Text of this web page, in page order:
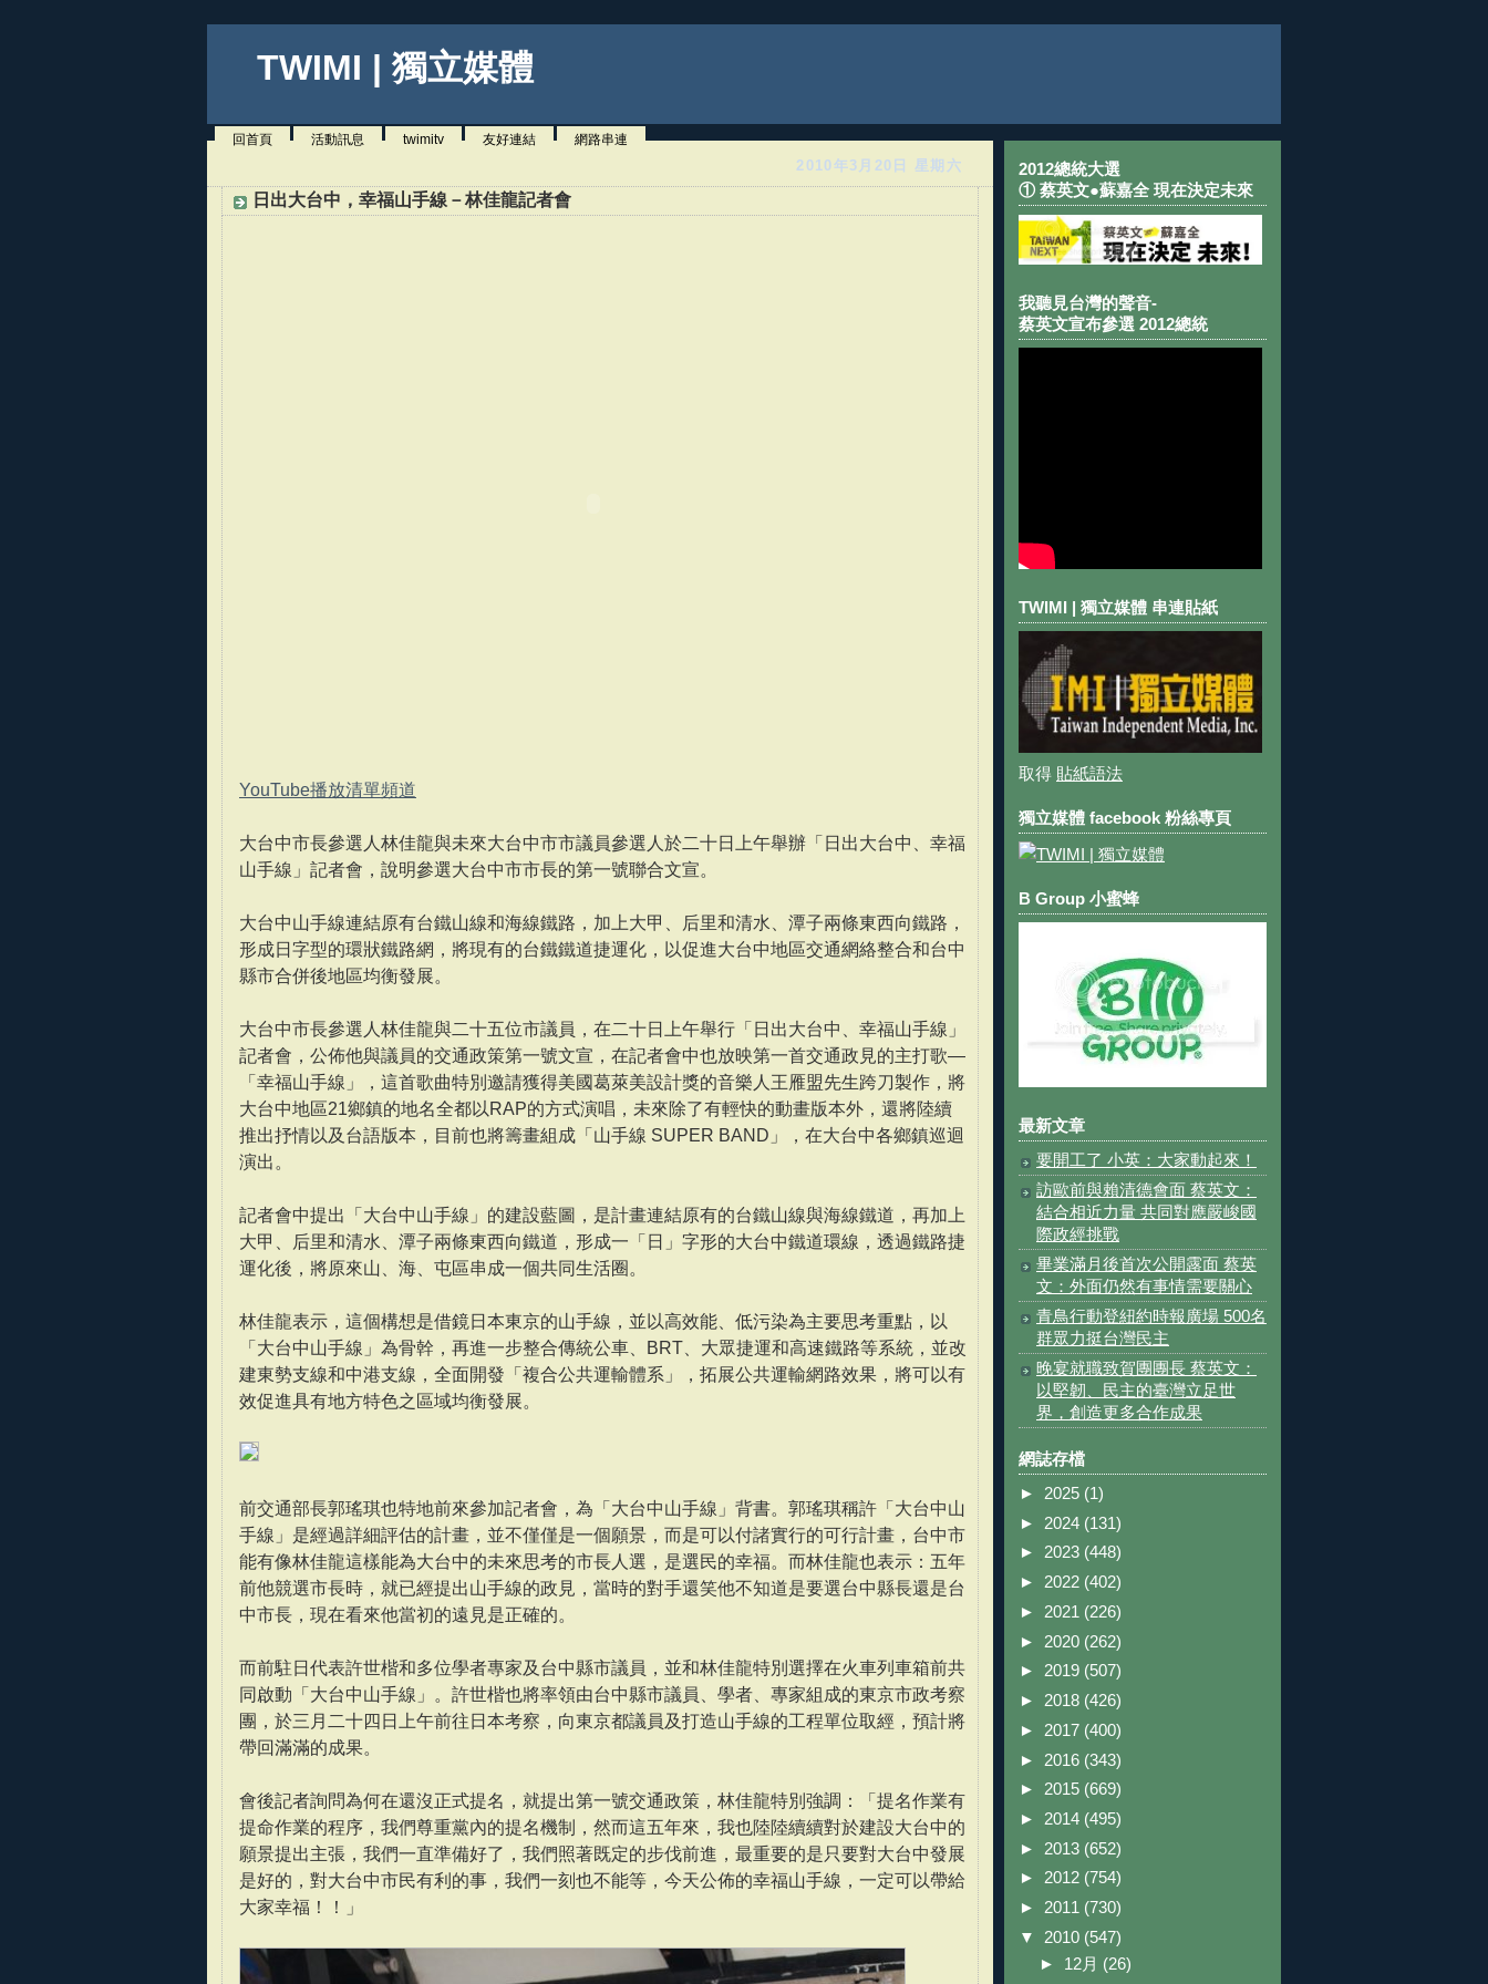
TWIMI | 獨立媒體
回首頁 活動訊息 twimitv 友好連結 網路串連
2010年3月20日 星期六
日出大台中，幸福山手線－林佳龍記者會
YouTube播放清單頻道
大台中市長參選人林佳龍與未來大台中市市議員參選人於二十日上午舉辦「日出大台中、幸福
山手線」記者會，說明參選大台中市市長的第一號聯合文宣。
大台中山手線連結原有台鐵山線和海線鐵路，加上大甲、后里和清水、潭子兩條東西向鐵路，
形成日字型的環狀鐵路網，將現有的台鐵鐵道捷運化，以促進大台中地區交通網絡整合和台中
縣市合併後地區均衡發展。
大台中市長參選人林佳龍與二十五位市議員，在二十日上午舉行「日出大台中、幸福山手線」
記者會，公佈他與議員的交通政策第一號文宣，在記者會中也放映第一首交通政見的主打歌—
「幸福山手線」，這首歌曲特別邀請獲得美國葛萊美設計獎的音樂人王雁盟先生跨刀製作，將
大台中地區21鄉鎮的地名全都以RAP的方式演唱，未來除了有輕快的動畫版本外，還將陸續
推出抒情以及台語版本，目前也將籌畫組成「山手線 SUPER BAND」，在大台中各鄉鎮巡迴
演出。
記者會中提出「大台中山手線」的建設藍圖，是計畫連結原有的台鐵山線與海線鐵道，再加上
大甲、后里和清水、潭子兩條東西向鐵道，形成一「日」字形的大台中鐵道環線，透過鐵路捷
運化後，將原來山、海、屯區串成一個共同生活圈。
林佳龍表示，這個構想是借鏡日本東京的山手線，並以高效能、低污染為主要思考重點，以
「大台中山手線」為骨幹，再進一步整合傳統公車、BRT、大眾捷運和高速鐵路等系統，並改
建東勢支線和中港支線，全面開發「複合公共運輸體系」，拓展公共運輸網路效果，將可以有
效促進具有地方特色之區域均衡發展。
前交通部長郭瑤琪也特地前來參加記者會，為「大台中山手線」背書。郭瑤琪稱許「大台中山
手線」是經過詳細評估的計畫，並不僅僅是一個願景，而是可以付諸實行的可行計畫，台中市
能有像林佳龍這樣能為大台中的未來思考的市長人選，是選民的幸福。而林佳龍也表示：五年
前他競選市長時，就已經提出山手線的政見，當時的對手還笑他不知道是要選台中縣長還是台
中市長，現在看來他當初的遠見是正確的。
而前駐日代表許世楷和多位學者專家及台中縣市議員，並和林佳龍特別選擇在火車列車箱前共
同啟動「大台中山手線」。許世楷也將率領由台中縣市議員、學者、專家組成的東京市政考察
團，於三月二十四日上午前往日本考察，向東京都議員及打造山手線的工程單位取經，預計將
帶回滿滿的成果。
會後記者詢問為何在還沒正式提名，就提出第一號交通政策，林佳龍特別強調：「提名作業有
提命作業的程序，我們尊重黨內的提名機制，然而這五年來，我也陸陸續續對於建設大台中的
願景提出主張，我們一直準備好了，我們照著既定的步伐前進，最重要的是只要對大台中發展
是好的，對大台中市民有利的事，我們一刻也不能等，今天公佈的幸福山手線，一定可以帶給
大家幸福！！」
2012總統大選
① 蔡英文●蘇嘉全 現在決定未來
我聽見台灣的聲音-
蔡英文宣布參選 2012總統
TWIMI | 獨立媒體 串連貼紙
取得 貼紙語法
獨立媒體 facebook 粉絲專頁
B Group 小蜜蜂
最新文章
要開工了 小英：大家動起來！
訪歐前與賴清德會面 蔡英文：
結合相近力量 共同對應嚴峻國
際政經挑戰
畢業滿月後首次公開露面 蔡英
文：外面仍然有事情需要關心
青鳥行動登紐約時報廣場 500名
群眾力挺台灣民主
晚宴就職致賀團團長 蔡英文：
以堅韌、民主的臺灣立足世
界，創造更多合作成果
網誌存檔
► 2025 (1)
► 2024 (131)
► 2023 (448)
► 2022 (402)
► 2021 (226)
► 2020 (262)
► 2019 (507)
► 2018 (426)
► 2017 (400)
► 2016 (343)
► 2015 (669)
► 2014 (495)
► 2013 (652)
► 2012 (754)
► 2011 (730)
▼ 2010 (547)
► 12月 (26)